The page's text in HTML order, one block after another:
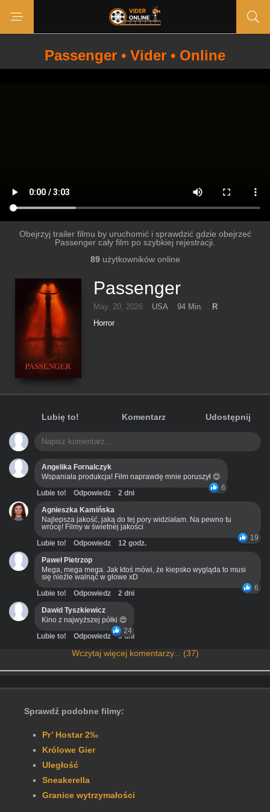
Passenger • Vider • Online
Obejrzyj trailer filmu by uruchomić i sprawdzić gdzie obejrzeć
Passenger cały film po szybkiej rejestracji.
89użytkowników online
Passenger
May. 20, 2026 USA 94 Min.
R
Horror
Lubię to! Komentarz Udostępnij
Angelika Fornalczyk
Wspaniała produkcja! Film naprawdę mnie poruszył 😊
6
Lubie to! Odpowiedz
2 dni
Agnieszka Kamińska
Najlepsza jakość, jaką do tej pory widziałam. Na pewno tu
wrócę! Filmy w świetnej jakości
19
Lubie to! Odpowiedz
12 godz.
Paweł Pietrzop
Mega, mega mega. Jak ktoś mówi, że kiepsko wygląda to musi
się nieźle walnąć w głowe xD
6
Lubie to! Odpowiedz
2 dni
Dawid Tyszkiewicz
Kino z najwyższej półki 😍
24
Lubie to! Odpowiedz 3 dni
Wczytaj więcej komentarzy... (37)
Sprawdź podobne filmy:
Pr’ Hostar 2‰
Królowe Gier
Uległość
Sneakerella
Granice wytrzymałości